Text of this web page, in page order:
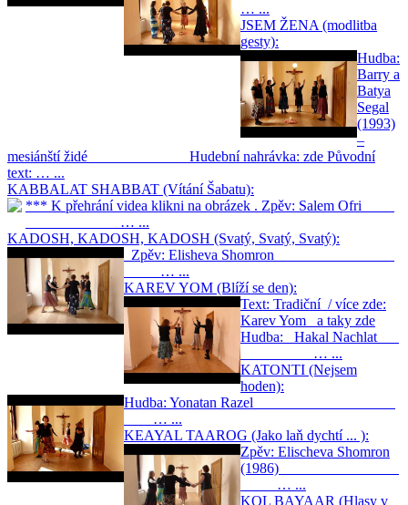
… ...
JSEM ŽENA (modlitba
gesty):
Hudba:
Barry a
Batya
Segal
(1993)
–
mesiánští židé Hudební nahrávka: zde Původní
text: … ...
KABBALAT SHABBAT (Vítání Šabatu):
*** K přehrání videa klikni na obrázek . Zpěv: Salem Ofri
… ...
KADOSH, KADOSH, KADOSH (Svatý, Svatý, Svatý):
Zpěv: Elisheva Shomron
… ...
KAREV YOM (Blíží se den):
Text: Tradiční / více zde:
Karev Yom a taky zde
Hudba: Hakal Nachlat
… ...
KATONTI (Nejsem
hoden):
Hudba: Yonatan Razel
… ...
KEAYAL TAAROG (Jako laň dychtí ... ):
Zpěv: Elischeva Shomron
(1986)
… ...
KOL BAYAAR (Hlasy v